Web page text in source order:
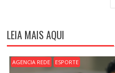
Ç
Ã
O
D
LEIA MAIS AQUI
AGENCIA REDE ESPORTE